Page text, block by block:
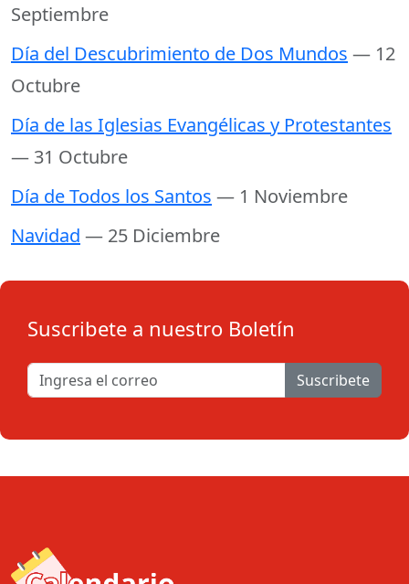
Septiembre
Día del Descubrimiento de Dos Mundos — 12
Octubre
Día de las Iglesias Evangélicas y Protestantes
— 31 Octubre
Día de Todos los Santos — 1 Noviembre
Navidad — 25 Diciembre
Suscribete a nuestro Boletín
Suscribete